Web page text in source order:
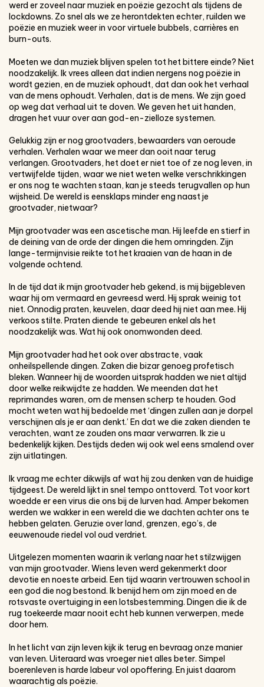
werd er zoveel naar muziek en poëzie gezocht als tijdens de
lockdowns. Zo snel als we ze herontdekten echter, ruilden we
poëzie en muziek weer in voor virtuele bubbels, carrières en
burn-outs.
Moeten we dan muziek blijven spelen tot het bittere einde? Niet
noodzakelijk. Ik vrees alleen dat indien nergens nog poëzie in
wordt gezien, en de muziek ophoudt, dat dan ook het verhaal
van de mens ophoudt. Verhalen, dat is de mens. We zijn goed
op weg dat verhaal uit te doven. We geven het uit handen,
dragen het vuur over aan god-en-zielloze systemen.
Gelukkig zijn er nog grootvaders, bewaarders van oeroude
verhalen. Verhalen waar we meer dan ooit naar terug
verlangen. Grootvaders, het doet er niet toe of ze nog leven, in
vertwijfelde tijden, waar we niet weten welke verschrikkingen
er ons nog te wachten staan, kan je steeds terugvallen op hun
wijsheid. De wereld is eensklaps minder eng naast je
grootvader, nietwaar?
Mijn grootvader was een ascetische man. Hij leefde en stierf in
de deining van de orde der dingen die hem omringden. Zijn
lange-termijnvisie reikte tot het kraaien van de haan in de
volgende ochtend.
In de tijd dat ik mijn grootvader heb gekend, is mij bijgebleven
waar hij om vermaard en gevreesd werd. Hij sprak weinig tot
niet. Onnodig praten, keuvelen, daar deed hij niet aan mee. Hij
verkoos stilte. Praten diende te gebeuren enkel als het
noodzakelijk was. Wat hij ook onomwonden deed.
Mijn grootvader had het ook over abstracte, vaak
onheilspellende dingen. Zaken die bizar genoeg profetisch
bleken. Wanneer hij de woorden uitsprak hadden we niet altijd
door welke reikwijdte ze hadden. We meenden dat het
reprimandes waren, om de mensen scherp te houden. God
mocht weten wat hij bedoelde met ‘dingen zullen aan je dorpel
verschijnen als je er aan denkt.’ En dat we die zaken dienden te
verachten, want ze zouden ons maar verwarren. Ik zie u
bedenkelijk kijken. Destijds deden wij ook wel eens smalend over
zijn uitlatingen.
Ik vraag me echter dikwijls af wat hij zou denken van de huidige
tijdgeest. De wereld lijkt in snel tempo onttoverd. Tot voor kort
woedde er een virus die ons bij de lurven had. Amper bekomen
werden we wakker in een wereld die we dachten achter ons te
hebben gelaten. Geruzie over land, grenzen, ego’s, de
eeuwenoude riedel vol oud verdriet.
Uitgelezen momenten waarin ik verlang naar het stilzwijgen
van mijn grootvader. Wiens leven werd gekenmerkt door
devotie en noeste arbeid. Een tijd waarin vertrouwen school in
een god die nog bestond. Ik benijd hem om zijn moed en de
rotsvaste overtuiging in een lotsbestemming. Dingen die ik de
rug toekeerde maar nooit echt heb kunnen verwerpen, mede
door hem.
In het licht van zijn leven kijk ik terug en bevraag onze manier
van leven. Uiteraard was vroeger niet alles beter. Simpel
boerenleven is harde labeur vol opoffering. En juist daarom
waarachtig als poëzie.